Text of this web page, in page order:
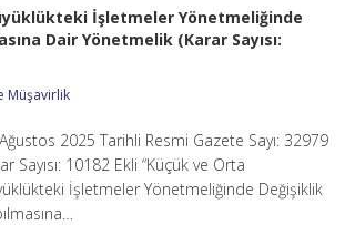
İşletmeler Yönetmeliğinde
Dair Yönetmelik (Karar Sayısı:
Müşavirlik
2025 Tarihli Resmi Gazete Sayı: 32979
Sayısı: 10182 Ekli “Küçük ve Orta
İşletmeler Yönetmeliğinde Değişiklik